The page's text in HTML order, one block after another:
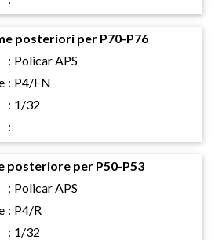
posteriori per P70-P76
: Policar APS
: P4/FN
: 1/32
:
posteriore per P50-P53
: Policar APS
: P4/R
: 1/32